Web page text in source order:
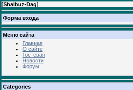
[Shalbuz-Dag]
Форма входа
Меню сайта
Главная
О сайте
Гостевая
Новости
Форум
Categories